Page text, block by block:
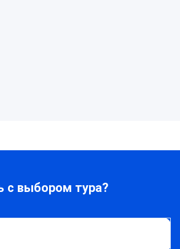
выбором тура?